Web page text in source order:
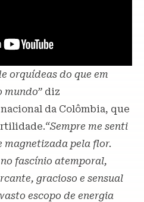
orquídeas do que em
mundo” diz
da Colômbia, que
“Sempre me senti
pela flor.
fascínio atemporal,
gracioso e sensual
escopo de energia